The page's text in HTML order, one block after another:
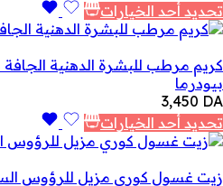
تحديد أحد الخيارات
كريم مرطب للبشرة الدهنية
بيودرما
3,450 DA
تحديد أحد الخيارات
زيت غسول كوري مزيل للرؤوس